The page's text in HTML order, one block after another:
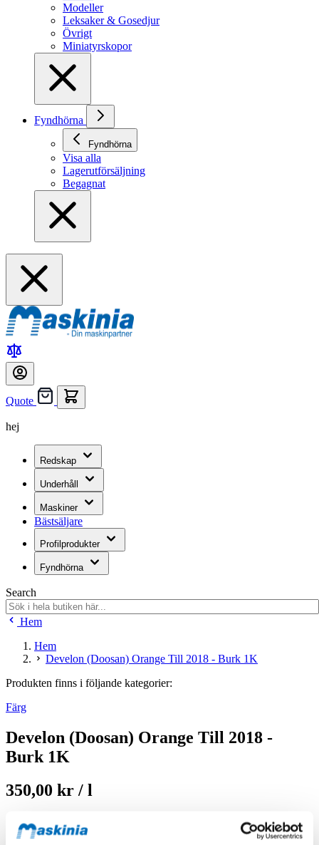
Modeller
Leksaker & Gosedjur
Övrigt
Miniatyrskopor
Fyndhörna
Fyndhörna
Visa alla
Lagerutförsäljning
Begagnat
Quote
hej
Redskap
Underhåll
Maskiner
Bästsäljare
Profilprodukter
Fyndhörna
Search
Hem
Hem
Develon (Doosan) Orange Till 2018 - Burk 1K
Produkten finns i följande kategorier:
Färg
Develon (Doosan) Orange Till 2018 -
Burk 1K
350,00 kr / l